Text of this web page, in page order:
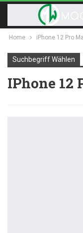
Home iPhone 12 Pro
Suchbegriff Wählen
IPhone 12